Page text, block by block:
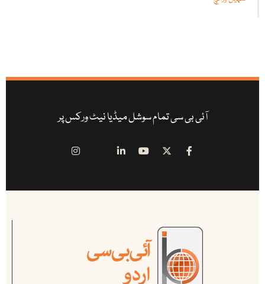
آئی بی سی تمام سوشل میڈیا نیٹ ورکس پر